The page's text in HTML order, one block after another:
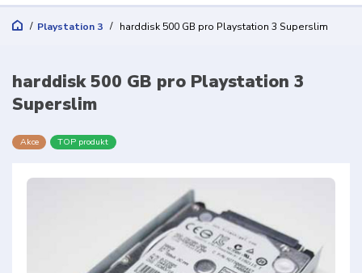
Playstation 3 harddisk 500 GB pro Playstation 3 Superslim
harddisk 500 GB pro Playstation 3
Superslim
Akce TOP produkt